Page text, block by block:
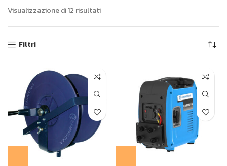
Visualizzazione di 12 risultati
Filtri